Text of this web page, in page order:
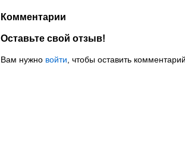
Комментарии
Оставьте свой отзыв!
Вам нужно войти , чтобы оставить комментарий.